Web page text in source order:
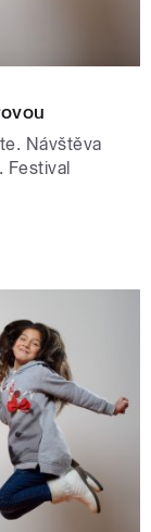
Návštěva
Festival